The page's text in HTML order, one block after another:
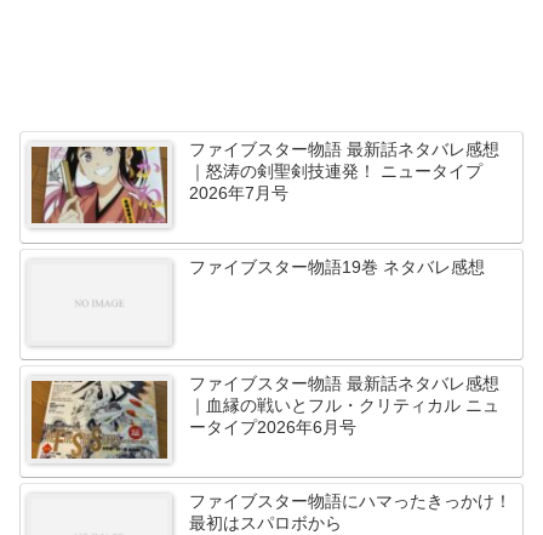
ファイブスター物語 最新話ネタバレ感想
｜怒涛の剣聖剣技連発！ ニュータイプ
2026年7月号
ファイブスター物語19巻 ネタバレ感想
ファイブスター物語 最新話ネタバレ感想
｜血縁の戦いとフル・クリティカル ニュ
ータイプ2026年6月号
ファイブスター物語にハマったきっかけ！
最初はスパロボから